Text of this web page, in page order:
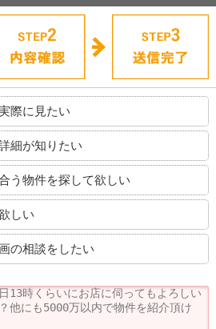
際に見たい
細が知りたい
う物件を探して欲しい
しい
の相談をしたい